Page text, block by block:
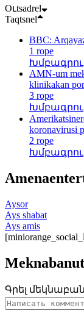
Oւtsadrel
Taqtsnel
BBC:
1 rope
AMN-um
klinikakan
3 rope
koronavirusi
2 rope
Aysor
Ays shabat
Ays amis
Գրել